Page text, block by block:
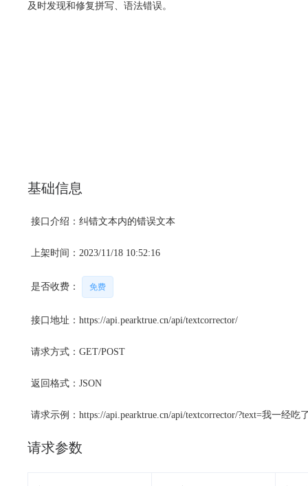
及时发现和修复拼写、语法错误。
基础信息
接口介绍：纠错文本内的错误文本
上架时间：2023/11/18 10:52:16
是否收费： 免费
接口地址：https://api.pearktrue.cn/api/textcorrector/
请求方式：GET/POST
返回格式：JSON
请求示例：https://api.pearktrue.cn/api/textcorrector/?text=我一经
请求参数